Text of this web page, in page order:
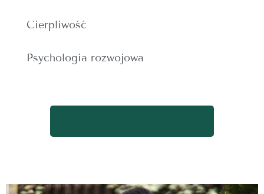
Cierpliwość
Psychologia rozwojowa